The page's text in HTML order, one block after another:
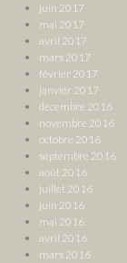
juin 2017
mai 2017
avril 2017
mars 2017
février 2017
janvier 2017
décembre 2016
novembre 2016
octobre 2016
septembre 2016
août 2016
juillet 2016
juin 2016
mai 2016
avril 2016
mars 2016